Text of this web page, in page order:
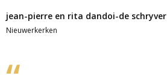
jean-pierre en rita dandoi-de schryver
Nieuwerkerken